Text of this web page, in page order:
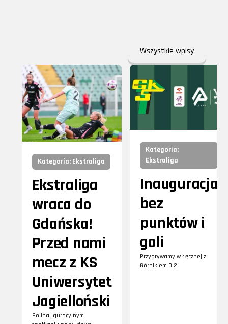
Wszystkie wpisy
Kategoria: Ekstraliga
Ekstraliga
wraca do
Gdańska!
Przed nami
mecz z KS
Uniwersytet
Jagielloński
Po inauguracyjnym
Kategoria:
Ekstraliga
Inauguracja
bez
punktów i
goli
Przygrywamy w Łęcznej z
Górnikiem 0:2